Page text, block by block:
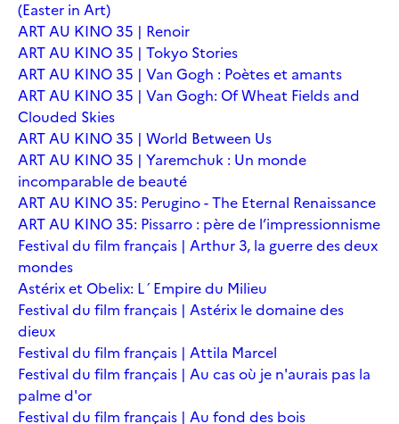
(Easter in Art)
ART AU KINO 35 | Renoir
ART AU KINO 35 | Tokyo Stories
ART AU KINO 35 | Van Gogh : Poètes et amants
ART AU KINO 35 | Van Gogh: Of Wheat Fields and
Clouded Skies
ART AU KINO 35 | World Between Us
ART AU KINO 35 | Yaremchuk : Un monde
incomparable de beauté
ART AU KINO 35: Perugino - The Eternal Renaissance
ART AU KINO 35: Pissarro : père de l’impressionnisme
Festival du film français | Arthur 3, la guerre des deux
mondes
Astérix et Obelix: L´Empire du Milieu
Festival du film français | Astérix le domaine des
dieux
Festival du film français | Attila Marcel
Festival du film français | Au cas où je n'aurais pas la
palme d'or
Festival du film français | Au fond des bois